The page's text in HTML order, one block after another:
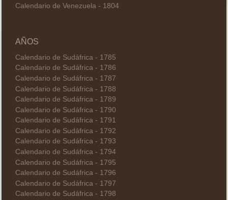
Calendario de Venezuela - 1804
AÑOS
Calendario de Sudáfrica - 1785
Calendario de Sudáfrica - 1786
Calendario de Sudáfrica - 1787
Calendario de Sudáfrica - 1788
Calendario de Sudáfrica - 1789
Calendario de Sudáfrica - 1790
Calendario de Sudáfrica - 1791
Calendario de Sudáfrica - 1792
Calendario de Sudáfrica - 1793
Calendario de Sudáfrica - 1794
Calendario de Sudáfrica - 1795
Calendario de Sudáfrica - 1796
Calendario de Sudáfrica - 1797
Calendario de Sudáfrica - 1798